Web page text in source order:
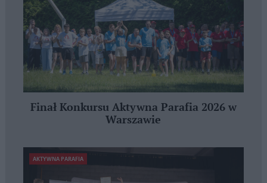
Finał Konkursu Aktywna Parafia 2026 w
Warszawie
AKTYWNA PARAFIA